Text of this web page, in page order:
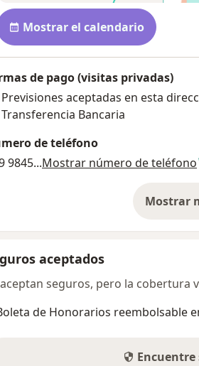
Mostrar el calendario
de pago (visitas privadas)
Previsiones aceptadas en esta
Transferencia Bancaria
de teléfono
9845...Mostrar número de teléfono
Mostrar
aceptados
seguros, pero la cobertura
de Honorarios reembolsable